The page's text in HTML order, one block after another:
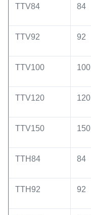
TTV84 84
TTV92 92
TTV100 100
TTV120 120
TTV150 150
TTH84 84
TTH92 92